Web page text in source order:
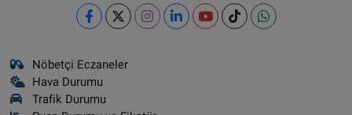
Nöbetçi Eczaneler
Hava Durumu
Trafik Durumu